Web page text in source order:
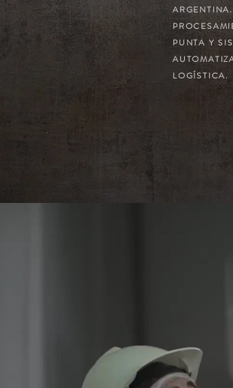
PUNTA Y
LOGÍSTICA.